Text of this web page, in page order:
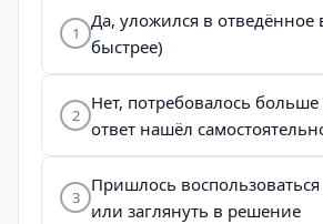
1
Да, уложился в отведённое
быстрее)
2
Нет, потребовалось
ответ нашёл
3
Пришлось воспользоваться
или заглянуть в решение